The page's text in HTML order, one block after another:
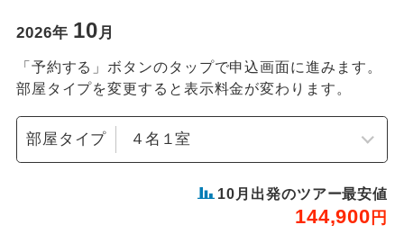
2026年 10 月
「予約する」ボタンのタップで申込画面に進みます。
部屋タイプを変更すると表示料金が変わります。
部屋タイプ
10 月出発のツアー最安値
144,900 円